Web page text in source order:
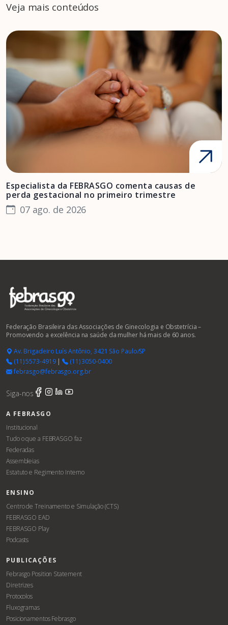
Veja mais conteúdos
Especialista da FEBRASGO comenta causas de
perda gestacional no primeiro trimestre
07 ago. de 2026
Federação Brasileira das Associações de Ginecologia e Obstetrícia –
Promovendo a excelência na saúde da mulher há mais de 60 anos.
Av. Brigadeiro Luís Antônio, 3421 São Paulo/SP
(11) 5573-4919|
(11) 3050-0400
febrasgo@febrasgo.org.br
Siga-nos
A FEBRASGO
Institucional
Tudo o que a FEBRASGO faz
Federadas
Assembleias
Estatuto e Regimento Interno
ENSINO
Centro de Treinamento e Simulação (CTS)
FEBRASGO EAD
FEBRASGO Play
Podcasts
PUBLICAÇÕES
Febrasgo Position Statement
Diretrizes
Protocolos
Fluxogramas
Posicionamentos Febrasgo